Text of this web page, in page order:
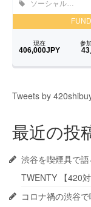
Tweets by
最近の投
渋谷を喫煙具で
TWENTY 【420対
コロナ禍の渋谷